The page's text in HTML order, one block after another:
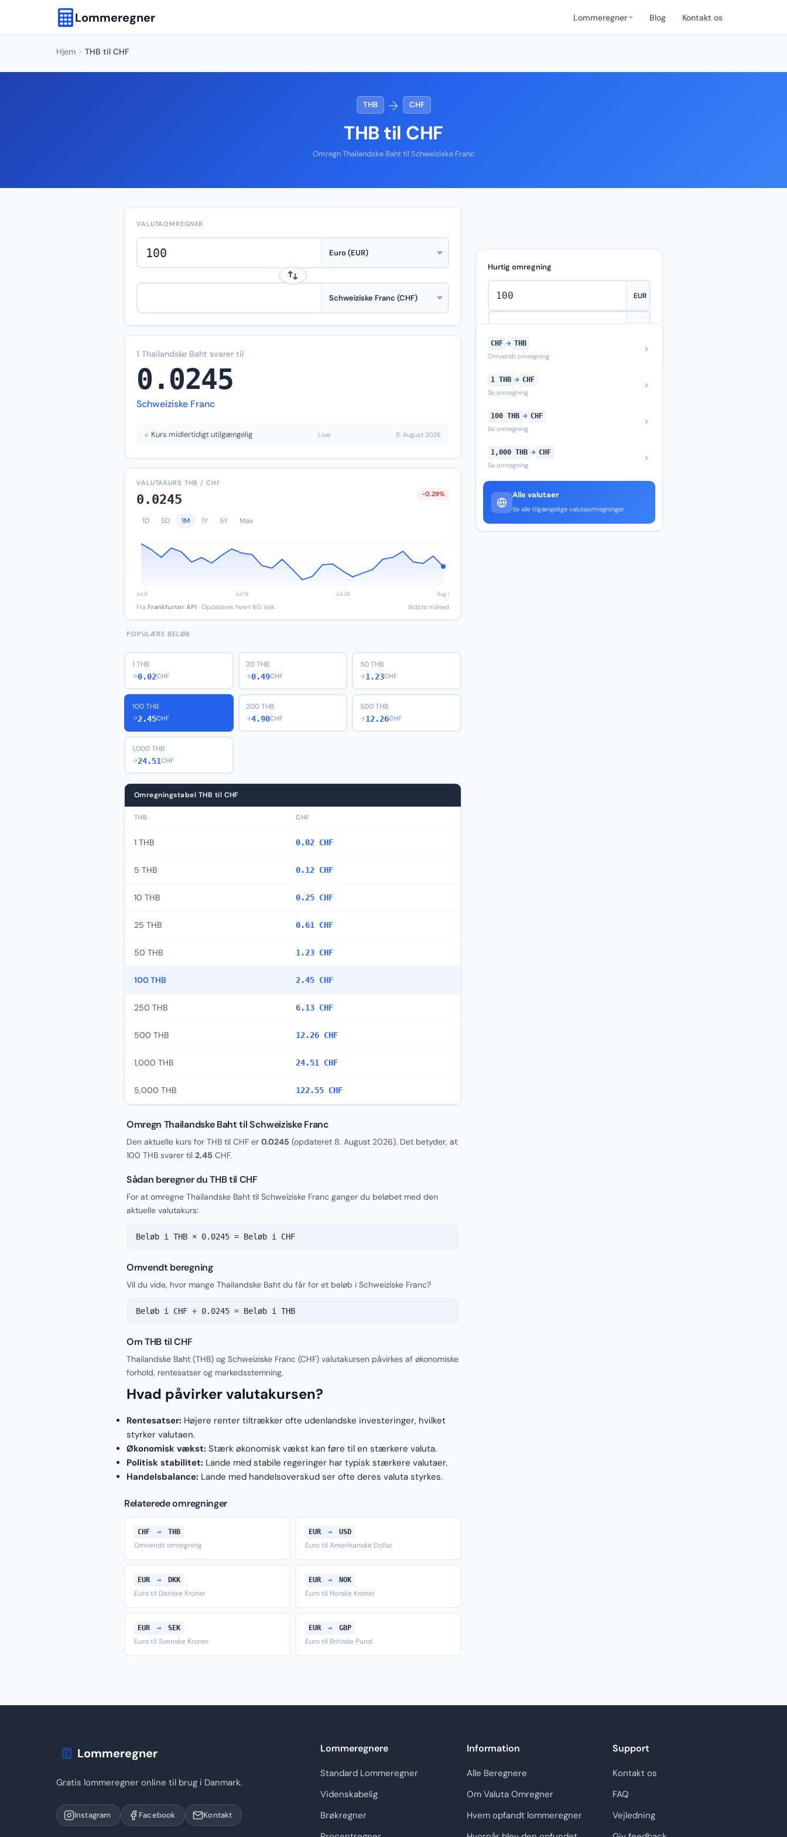
Lommeregner Lommeregner Blog Kontakt os
Hjem THB til CHF
THB → CHF
THB til CHF
Omregn Thailandske Baht til Schweiziske Franc
VALUTAOMREGNER
1 Thailandske Baht svarer til
0.0245
Schweiziske Franc
Kurs midlertidigt utilgængelig Live 8. August 2026
VALUTAKURS THB / CHF
0.0245 -0.29%
1D 5D 1M 1Y 5Y Max
Fra Frankfurter API · Opdateres hvert 60. sek. Sidste måned
POPULÆRE BELØB
1 THB
→0.02CHF
20 THB
→0.49CHF
50 THB
→1.23CHF
100 THB
→2.45CHF
200 THB
→4.90CHF
500 THB
→12.26CHF
1,000 THB
→24.51CHF
Omregningstabel THB til CHF
THB CHF
1 THB 0.02 CHF
5 THB 0.12 CHF
10 THB 0.25 CHF
25 THB 0.61 CHF
50 THB 1.23 CHF
100 THB 2.45 CHF
250 THB 6.13 CHF
500 THB 12.26 CHF
1,000 THB 24.51 CHF
5,000 THB 122.55 CHF
Omregn Thailandske Baht til Schweiziske Franc
Den aktuelle kurs for THB til CHF er 0.0245 (opdateret 8. August 2026). Det betyder, at
100 THB svarer til 2.45 CHF.
Sådan beregner du THB til CHF
For at omregne Thailandske Baht til Schweiziske Franc ganger du beløbet med den
aktuelle valutakurs:
Beløb i THB × 0.0245 = Beløb i CHF
Omvendt beregning
Vil du vide, hvor mange Thailandske Baht du får for et beløb i Schweiziske Franc?
Beløb i CHF ÷ 0.0245 = Beløb i THB
Om THB til CHF
Thailandske Baht (THB) og Schweiziske Franc (CHF) valutakursen påvirkes af økonomiske
forhold, rentesatser og markedsstemning.
Hvad påvirker valutakursen?
Rentesatser: Højere renter tiltrækker ofte udenlandske investeringer, hvilket
styrker valutaen.
Økonomisk vækst: Stærk økonomisk vækst kan føre til en stærkere valuta.
Politisk stabilitet: Lande med stabile regeringer har typisk stærkere valutaer.
Handelsbalance: Lande med handelsoverskud ser ofte deres valuta styrkes.
Relaterede omregninger
CHF → THB
Omvendt omregning
EUR → USD
Euro til Amerikanske Dollar
EUR → DKK
Euro til Danske Kroner
EUR → NOK
Euro til Norske Kroner
EUR → SEK
Euro til Svenske Kroner
EUR → GBP
Euro til Britiske Pund
Hurtig omregning
CHF → THB
Omvendt omregning
1 THB → CHF
Se omregning
100 THB → CHF
Se omregning
1,000 THB → CHF
Se omregning
Alle valutaer
Se alle tilgængelige valutaomregninger
Lommeregner
Gratis lommeregner online til brug i Danmark.
Instagram Facebook Kontakt
Lommeregnere
Standard Lommeregner
Videnskabelig
Brøkregner
Information
Alle Beregnere
Om Valuta Omregner
Hvem opfandt lommeregner
Support
Kontakt os
FAQ
Vejledning